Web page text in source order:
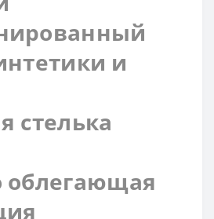
и
стелька
облегающая